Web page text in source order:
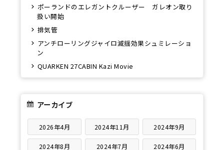
ポーランドのエレガントクルーザー ガレオン取り
扱い開始
排気管
アンチローリングジャイロ減揺効果シュミレーショ
ン
QUARKEN 27CABIN Kazi Movie
アーカイブ
2026年4月 2024年11月 2024年9月
2024年8月 2024年7月 2024年6月